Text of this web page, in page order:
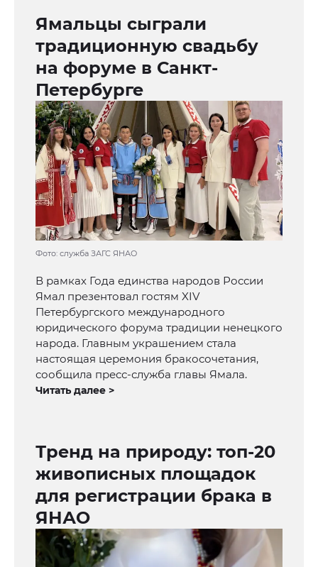
Ямальцы сыграли
традиционную свадьбу
на форуме в Санкт-
Петербурге
Фото: служба ЗАГС ЯНАО
В рамках Года единства народов России
Ямал презентовал гостям XIV
Петербургского международного
юридического форума традиции ненецкого
народа. Главным украшением стала
настоящая церемония бракосочетания,
сообщила пресс-служба главы Ямала.
Читать далее >
Тренд на природу: топ-20
живописных площадок
для регистрации брака в
ЯНАО